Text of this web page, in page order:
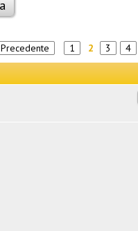
Precedente 1 2 3 4